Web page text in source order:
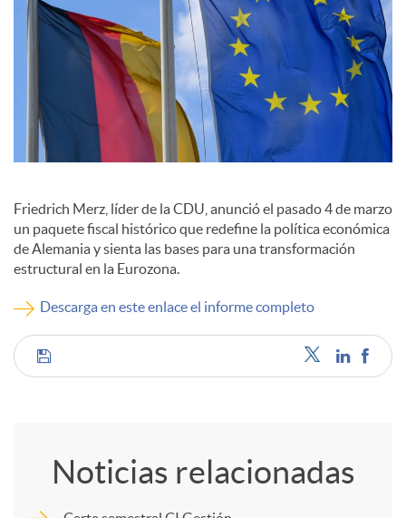
o
d
e
c
o
n
e
Friedrich Merz, líder de la CDU, anunció el pasado 4 de marzo
un paquete fiscal histórico que redefine la política económica
de Alemania y sienta las bases para una transformación
estructural en la Eurozona.
Descarga en este enlace el informe completo
C
m
Noticias relacionadas